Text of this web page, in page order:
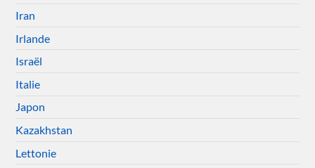
Iran
Irlande
Israël
Italie
Japon
Kazakhstan
Lettonie